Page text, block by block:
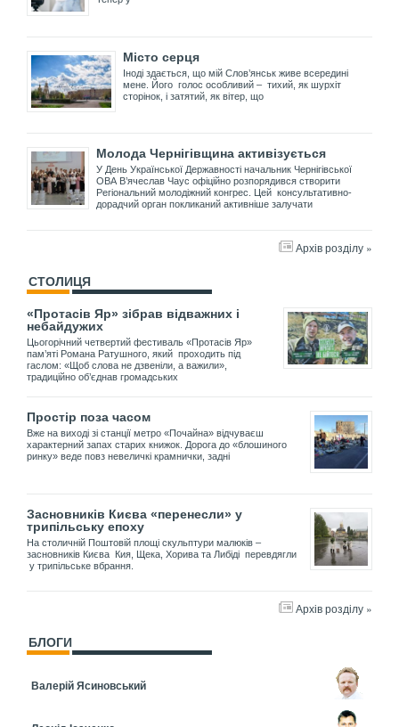
Місто серця
Іноді здається, що мій Слов’янськ живе всередині
мене. Його голос особливий – тихий, як шурхіт
сторінок, і затятий, як вітер, що
Молода Чернігівщина активізується
У День Української Державності начальник Чернігівської
ОВА В’ячеслав Чаус офіційно розпорядився створити
Регіональний молодіжний конгрес. Цей консультативно-
дорадчий орган покликаний активніше залучати
Архів розділу »
СТОЛИЦЯ
«Протасів Яр» зібрав відважних і
небайдужих
Цьогорічний четвертий фестиваль «Протасів Яр»
пам’яті Романа Ратушного, який проходить під
гаслом: «Щоб слова не дзвеніли, а важили»,
традиційно об’єднав громадських
Простір поза часом
Вже на виході зі станції метро «Почайна» відчуваєш
характерний запах старих книжок. Дорога до «блошиного
ринку» веде повз невеличкі крамнички, задні
Засновників Києва «перенесли» у
трипільську епоху
На столичній Поштовій площі скульптури малюків –
засновників Києва Кия, Щека, Хорива та Либіді перевдягли
у трипільське вбрання.
Архів розділу »
БЛОГИ
Валерій Ясиновський